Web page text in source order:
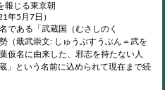
報じる東京朝
年5月7日）
である「武蔵国（むさしのく
（戢武崇文: しゅうぶすうぶん＝武を
仮名に由来した、邪志を持たない人
」という名前に込められて現在まで続